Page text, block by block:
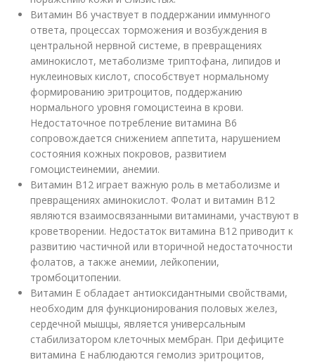
Витамин В6 участвует в поддержании иммунного
ответа, процессах торможения и возбуждения в
центральной нервной системе, в превращениях
аминокислот, метаболизме триптофана, липидов и
нуклеиновых кислот, способствует нормальному
формированию эритроцитов, поддержанию
нормального уровня гомоцистеина в крови.
Недостаточное потребление витамина В6
сопровождается снижением аппетита, нарушением
состояния кожных покровов, развитием
гомоцистеинемии, анемии.
Витамин В12 играет важную роль в метаболизме и
превращениях аминокислот. Фолат и витамин В12
являются взаимосвязанными витаминами, участвуют в
кроветворении. Недостаток витамина В12 приводит к
развитию частичной или вторичной недостаточности
фолатов, а также анемии, лейкопении,
тромбоцитопении.
Витамин Е обладает антиоксидантными свойствами,
необходим для функционирования половых желез,
сердечной мышцы, является универсальным
стабилизатором клеточных мембран. При дефиците
витамина Е наблюдаются гемолиз эритроцитов,